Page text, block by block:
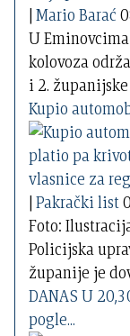
|Mario Barać
U
kolovoza
i 2. županijske
Kupio
|Pakrački list
Foto:
Policijska
županije je
DANAS U
pogle...